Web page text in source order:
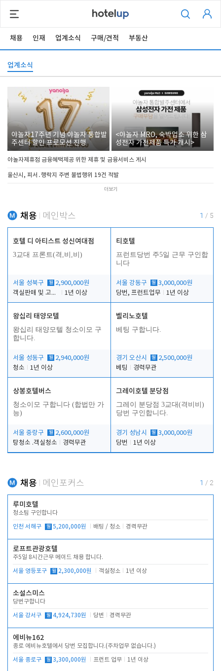
채용 인재 업계소식 구매/견적 부동산
업계소식
야놀자17주년 기념 야놀자 통합발
주센터 할인 프로모션 진행
<야놀자 MRO, 숙박업소 위한 삼
성전자 가전제품 특가 개시>
야놀자제휴점 금융혜택제공 위한 제휴 및 금융서비스 게시
울산시, 피서․행락지 주변 불법행위 19건 적발
더보기
채용 메인박스 1 / 5
호텔 디 아티스트 성신여대점
3교대 프론트(격,비,비)
서울 성북구 월 2,900,000원
객실판매 및 고객응대
1년 이상
티호텔
프런트당번 주5일 근무 구인합
니다
서울 강동구 월 3,000,000원
당번, 프런트업무
1년 이상
왕십리 태양모텔
왕십리 태양모텔 청소이모 구
합니다.
서울 성동구 월 2,940,000원
청소
1년 이상
벨리노호텔
베팅 구합니다.
경기 오산시 월 2,500,000원
베팅
경력무관
상봉호텔버스
청소이모 구합니다 (합법만 가
능)
서울 중랑구 월 2,600,000원
탕청소 .객실청소
경력무관
그레이호텔 분당점
그레이 분당점 3교대(격비비)
당번 구인합니다.
경기 성남시 월 3,000,000원
당번
1년 이상
채용 메인포커스 1 / 2
루미호텔
청소팀 구인합니다
인천 서해구 월 5,200,000원 배팅 / 청소 경력무관
로프트관광호텔
주5일 8시간근무 메이드 채용 합니다.
서울 영등포구 월 2,300,000원 객실청소 1년 이상
소설스미스
당번구합니다
서울 강서구 월 4,924,730원 당번 경력무관
에비뉴162
종로 에비뉴호텔에서 당번 모집합니다.(주차업무 없습니다.)
서울 종로구 월 3,300,000원 프런트 업무 1년 이상